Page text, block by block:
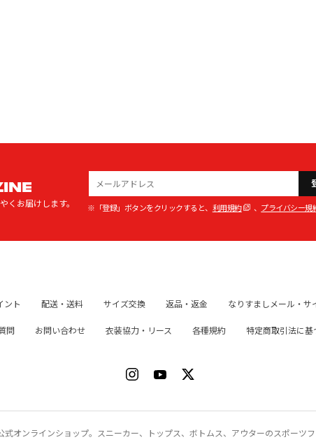
くお届けします。 ※「登録」ボタンをクリックすると、 利用規約 、 プライバシー規
ント 配送・送料 サイズ交換 返品・返金 なりすましメール・サ
問 お問い合わせ 衣装協力・リース 各種規約 特定商取引法に基
式オンラインショップ。スニーカー、トップス、ボトムス、アウターのスポーツ